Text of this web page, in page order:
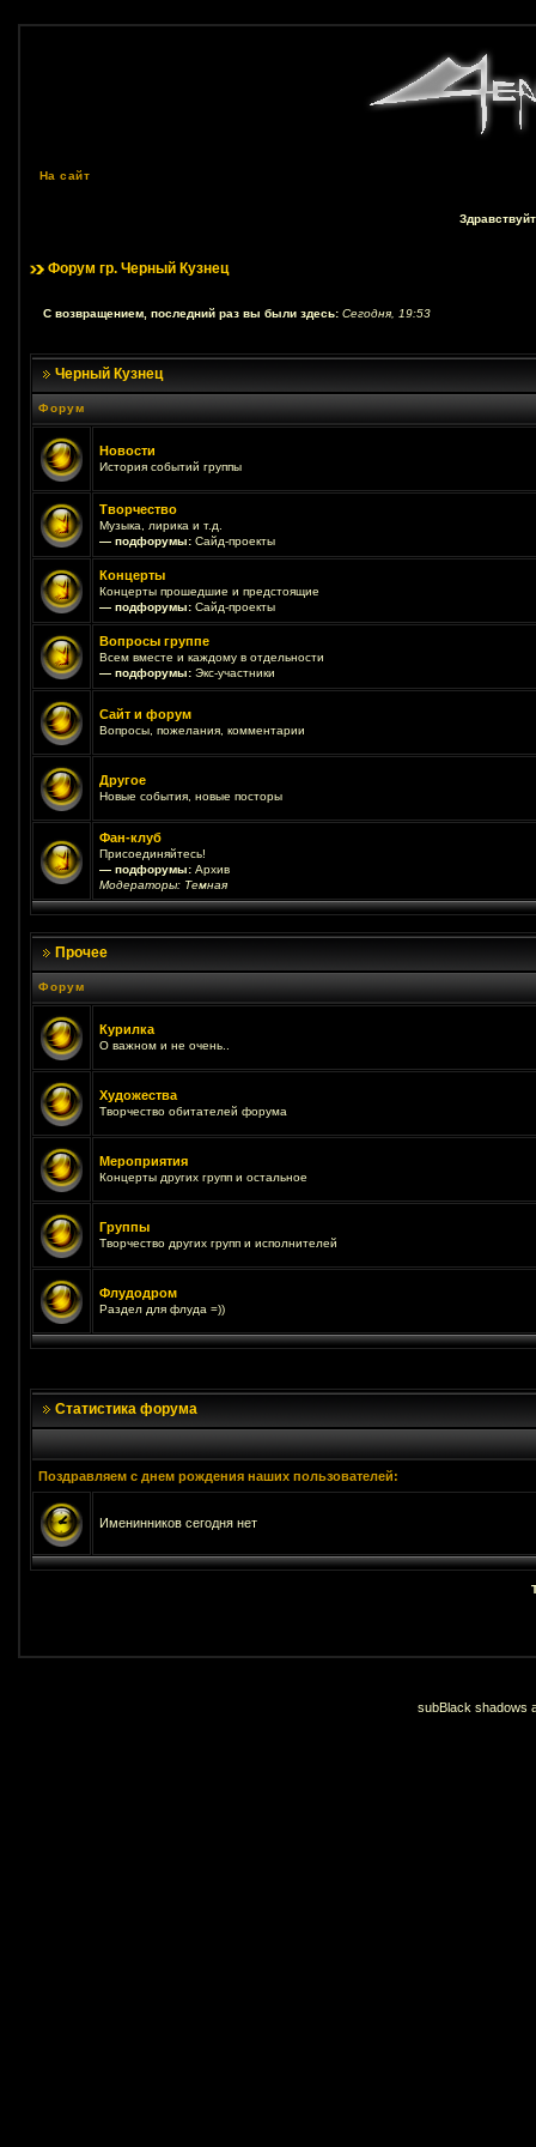
На сайт
Форум гр. Черный Кузнец
С возвращением, последний раз вы были здесь: Сегодня, 19:53
Черный Кузнец
Форум
Новости
История событий группы
Творчество
Музыка, лирика и т.д.
— подфорумы: Сайд-проекты
Концерты
Концерты прошедшие и предстоящие
— подфорумы: Сайд-проекты
Вопросы группе
Всем вместе и каждому в отдельности
— подфорумы: Экс-участники
Сайт и форум
Вопросы, пожелания, комментарии
Другое
Новые события, новые посторы
Фан-клуб
Присоединяйтесь!
— подфорумы: Архив
Модераторы: Темная
Прочее
Форум
Курилка
О важном и не очень..
Художества
Творчество обитателей форума
Мероприятия
Концерты других групп и остальное
Группы
Творчество других групп и исполнителей
Флудодром
Раздел для флуда =))
Статистика форума
Поздравляем с днем рождения наших пользователей:
Именинников сегодня нет
subBlack shadows